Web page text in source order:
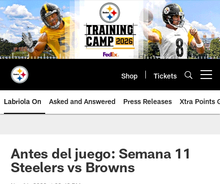
Skip
to
main
content
Shop Tickets
Labriola On Asked and Answered Press Releases Xtra Points
Antes del juego: Semana 11
Steelers vs Browns